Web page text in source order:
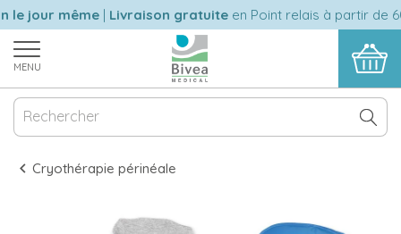
jour même|Livraison gratuiteen Point relais à partir de 60
MENU
Cryothérapie périnéale